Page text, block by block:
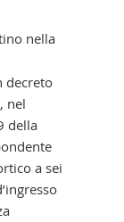
nella
decreto
nel
della
a sei